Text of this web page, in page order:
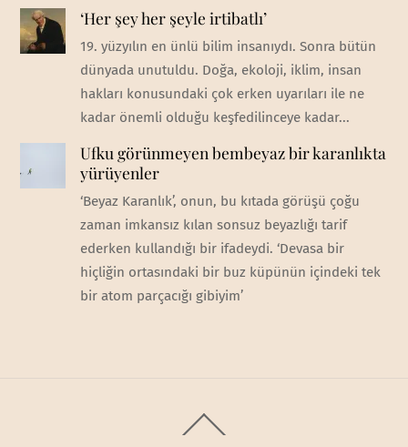
‘Her şey her şeyle irtibatlı’
19. yüzyılın en ünlü bilim insanıydı. Sonra bütün
dünyada unutuldu. Doğa, ekoloji, iklim, insan
hakları konusundaki çok erken uyarıları ile ne
kadar önemli olduğu keşfedilinceye kadar...
Ufku görünmeyen bembeyaz bir karanlıkta
yürüyenler
‘Beyaz Karanlık’, onun, bu kıtada görüşü çoğu
zaman imkansız kılan sonsuz beyazlığı tarif
ederken kullandığı bir ifadeydi. ‘Devasa bir
hiçliğin ortasındaki bir buz küpünün içindeki tek
bir atom parçacığı gibiyim’
To